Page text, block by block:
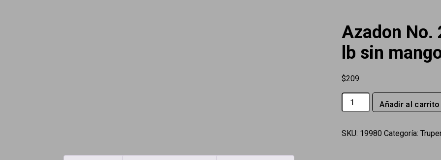
Azadon No.
lb sin
$209
Azadon
No.
oreja
Añadir al carrito
SKU: 19980 Categoría: